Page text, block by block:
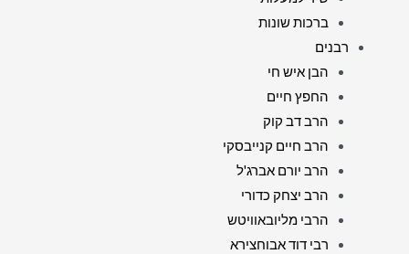
ברכות שונות
רבנים
הבן איש חי
החפץ חיים
הרב דב קוק
הרב חיים קנייבסקי
הרב יורם אברג'ל
הרב יצחק כדורי
הרבי מליובאוויטש
רבי דוד אבוחצירא